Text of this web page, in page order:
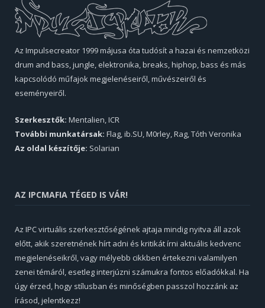
Az Impulsecreator 1999 májusa óta tudósít a hazai és nemzetközi
drum and bass, jungle, elektronika, breaks, hiphop, bass és más
kapcsolódó műfajok megjelenéseiről, művészeiről és
eseményeiről.
Szerkesztők: Mentalien, ICR
További munkatársak: Flag, ib.SU, M0rley, Rag, Tóth Veronika
Az oldal készítője: Solarian
AZ IPCMAFIA TÉGED IS VÁR!
Az IPC virtuális szerkesztőségének ajtaja mindig nyitva áll azok
előtt, akik szeretnének hírt adni és kritikát írni aktuális kedvenc
megjelenéseikről, vagy mélyebb cikkben értekezni valamilyen
zenei témáról, esetleg interjúzni számukra fontos előadókkal. Ha
úgy érzed, hogy stílusban és minőségben passzol hozzánk az
írásod, jelentkezz!